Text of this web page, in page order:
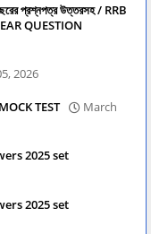
প্রশ্নপত্র উত্তরসহ / RRB
QUESTION
2026
TEST
March
2025 set
2025 set